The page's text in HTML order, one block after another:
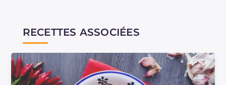
RECETTES ASSOCIÉES